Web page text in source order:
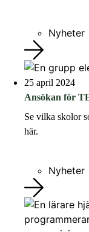
Nyheter
25 april 2024
Ansökan för
Se vilka skolor
här.
Nyheter